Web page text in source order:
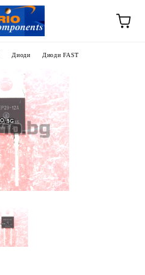
Диоди Диоди FAST